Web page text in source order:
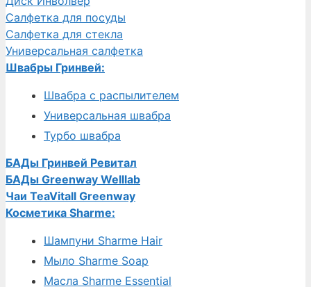
Салфетка для посуды
Салфетка для стекла
Универсальная салфетка
Швабры Гринвей:
Швабра с распылителем
Универсальная швабра
Турбо швабра
БАДы Гринвей Ревитал
БАДы Greenway Welllab
Чаи TeaVitall Greenway
Косметика Sharme:
Шампуни Sharme Hair
Мыло Sharme Soap
Масла Sharme Essential